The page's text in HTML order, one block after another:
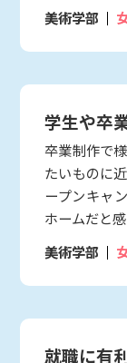
美術学部
学生や卒
卒業制作で
たいものに
ープンキャ
ホームだと
美術学部
就職に有